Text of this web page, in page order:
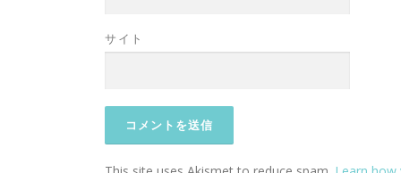
サイト